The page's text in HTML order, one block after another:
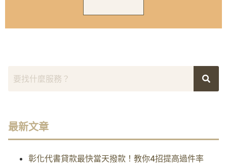
最新文章
彰化代書貸款最快當天撥款！教你4招提高過件率